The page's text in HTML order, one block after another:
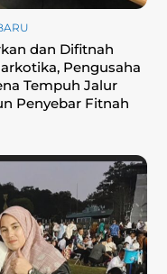
dan Difitnah
Pengusaha
Tempuh Jalur
Penyebar Fitnah